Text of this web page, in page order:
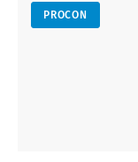
PROCON